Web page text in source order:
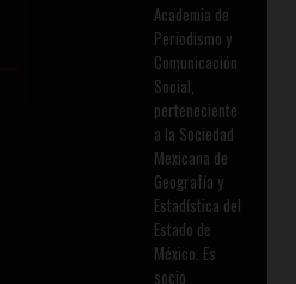
Academia de
Periodismo y
Comunicación
Social,
perteneciente
a la Sociedad
Mexicana de
Geografía y
Estadística del
Estado de
México. Es
socio